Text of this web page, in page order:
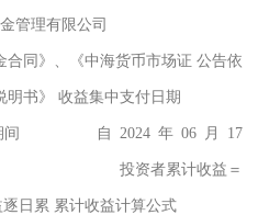
基金管理有限公司
合同》、《中海货币市场证 公告依
》 收益集中支付日期
计期间 自 2024 年 06 月 17
日止 投资者累计收益＝
益逐日累 累计收益计算公式